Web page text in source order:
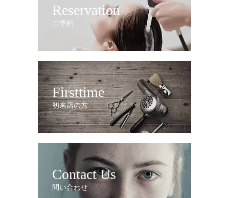
Reservation
ご予約
Firsttime
初来店の方
Contact Us
問い合わせ